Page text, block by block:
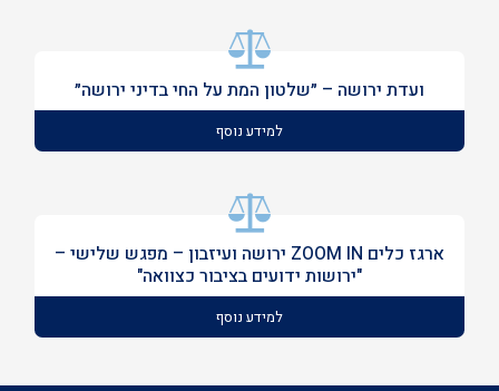
ועדת ירושה – ״שלטון המת על החי בדיני ירושה״
למידע נוסף
ארגז כלים ZOOM IN ירושה ועיזבון – מפגש שלישי –
"ירושות ידועים בציבור כצוואה"
למידע נוסף